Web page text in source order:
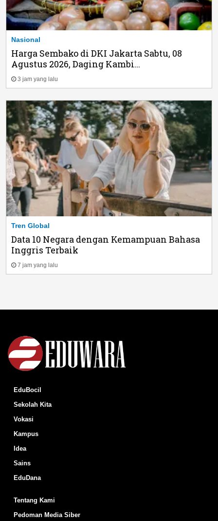
Nasional
Harga Sembako di DKI Jakarta Sabtu, 08
Agustus 2026, Daging Kambi...
3 jam yang lalu
Tren Global
Data 10 Negara dengan Kemampuan Bahasa
Inggris Terbaik
7 jam yang lalu
EduBocil
Sekolah Kita
Vokasi
Kampus
Idea
Sains
EduDana
Tentang Kami
Pedoman Media Siber